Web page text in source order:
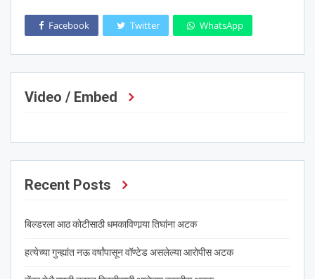
Facebook Twitter WhatsApp
Video / Embed
Recent Posts
बिल्डरला आठ कोटीसाठी धमकाविणार्‍या तिघांना अटक
हत्येच्या गुन्ह्यांत नऊ वर्षांपासून वॉण्टेड असलेल्या आरोपीस अटक